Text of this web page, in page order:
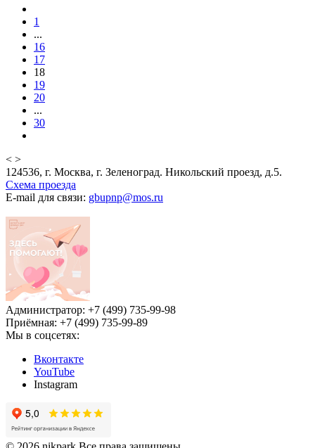
1
...
16
17
18
19
20
...
30
< >
124536, г. Москва, г. Зеленоград. Никольский проезд, д.5.
Схема проезда
E-mail для связи: gbupnp@mos.ru
Администратор: +7 (499) 735-99-98
Приёмная: +7 (499) 735-99-89
Мы в соцсетях:
Вконтакте
YouTube
Instagram